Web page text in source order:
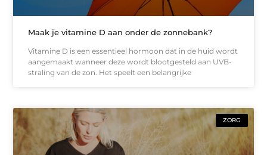
Maak je vitamine D aan onder de zonnebank?
Vitamine D is een essentieel hormoon dat in de huid wordt
aangemaakt wanneer deze wordt blootgesteld aan UVB-
straling van de zon. Het speelt een belangrijke
ZORG